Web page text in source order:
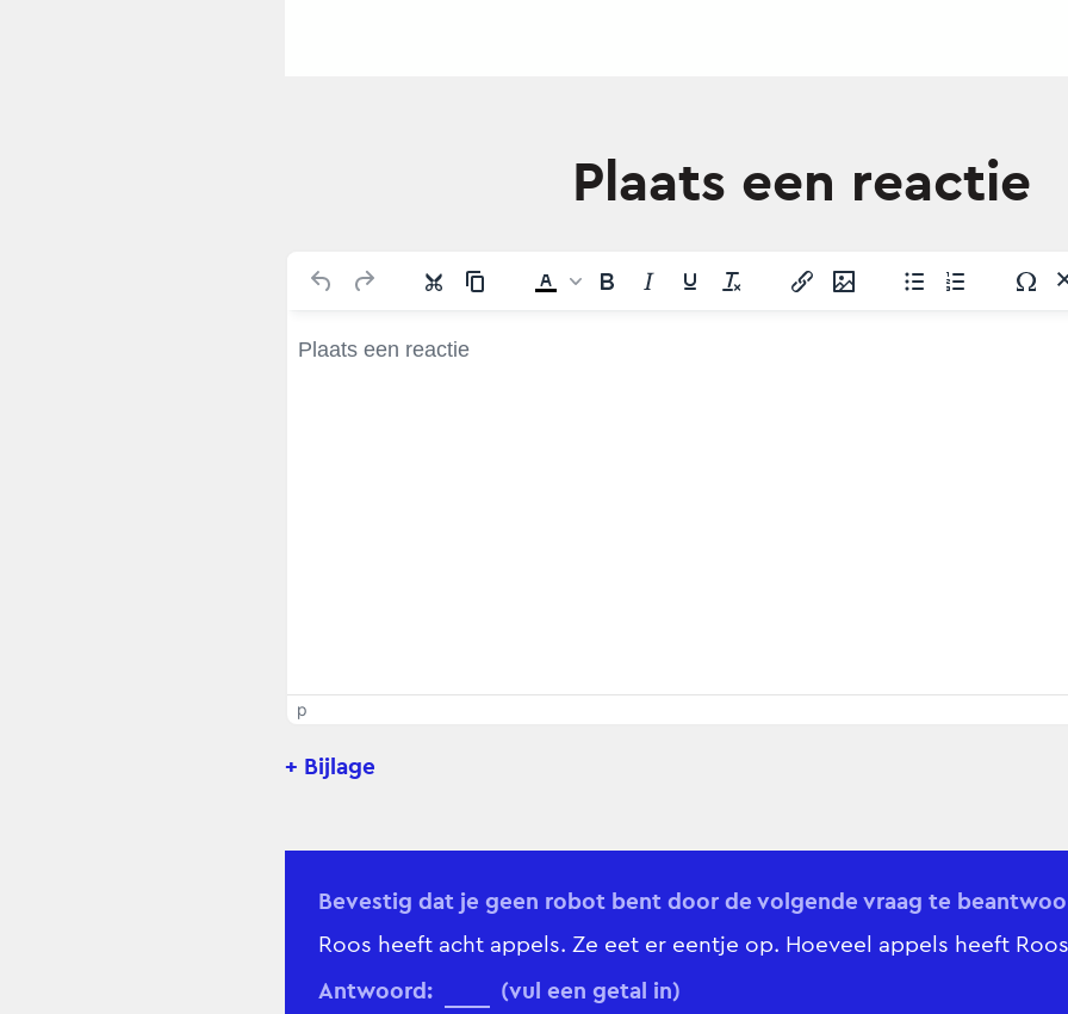
Plaats een reactie
p
+ Bijlage
Bevestig dat je geen robot bent door de volgende vraag te
Roos heeft acht appels. Ze eet er eentje op. Hoeveel appels heeft
Antwoord: (vul een getal in)